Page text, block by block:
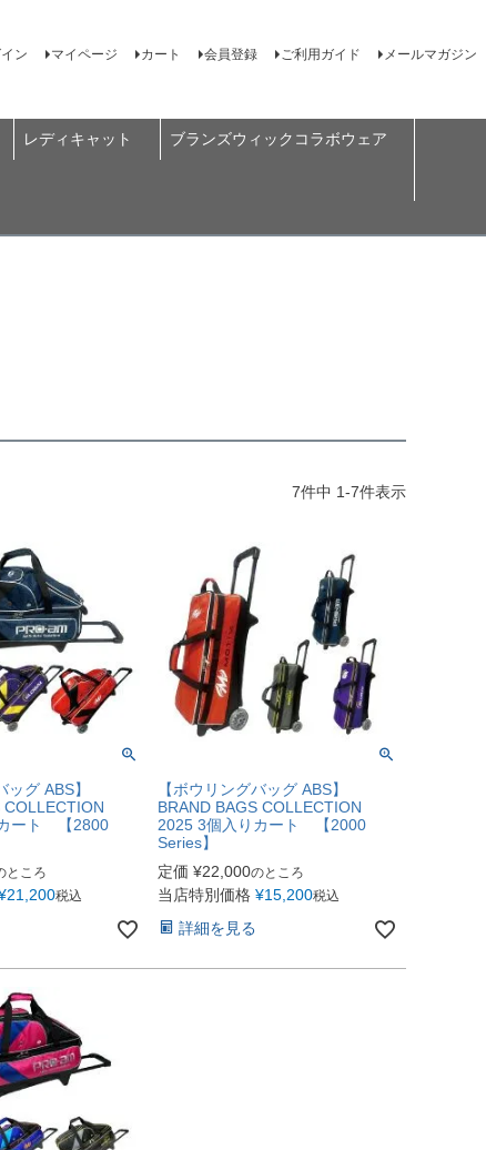
ン マイページ カート 会員登録 ご利用ガイド メールマガジン
レディキャット ブランズウィックコラボウェア
7件中 1-7件表示
ッグ ABS】
COLLECTION
ート 【2800
ところ
21,200税込
【ボウリングバッグ ABS】
BRAND BAGS COLLECTION
2025 3個入りカート 【2000
Series】
定価 ¥22,000のところ
当店特別価格 ¥15,200税込
詳細を見る